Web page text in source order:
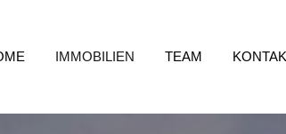
IMMOBILIEN TEAM